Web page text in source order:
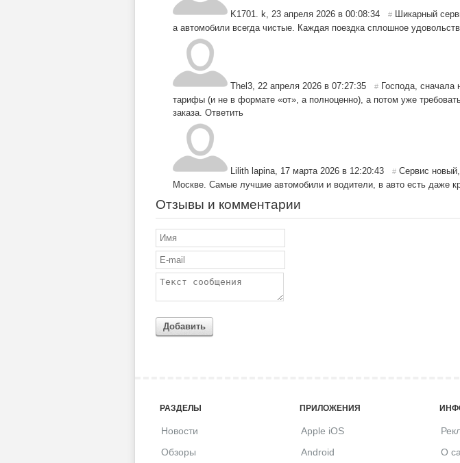
K1701. k 23 апреля 2026 в 00:08:34 # Шикарный
а автомобили всегда чистые. Каждая поездка сплошное
Thel3 22 апреля 2026 в 07:27:35 # Господа, сначала
тарифы (и не в формате «от», а полноценно), а потом уже
заказа. Ответить
Lilith lapina 17 марта 2026 в 12:20:43 # Сервис
Москве. Самые лучшие автомобили и водители, в авто есть даже
Отзывы и комментарии
Добавить
РАЗДЕЛЫ
Новости
Обзоры
ПРИЛОЖЕНИЯ
Apple iOS
Android
О